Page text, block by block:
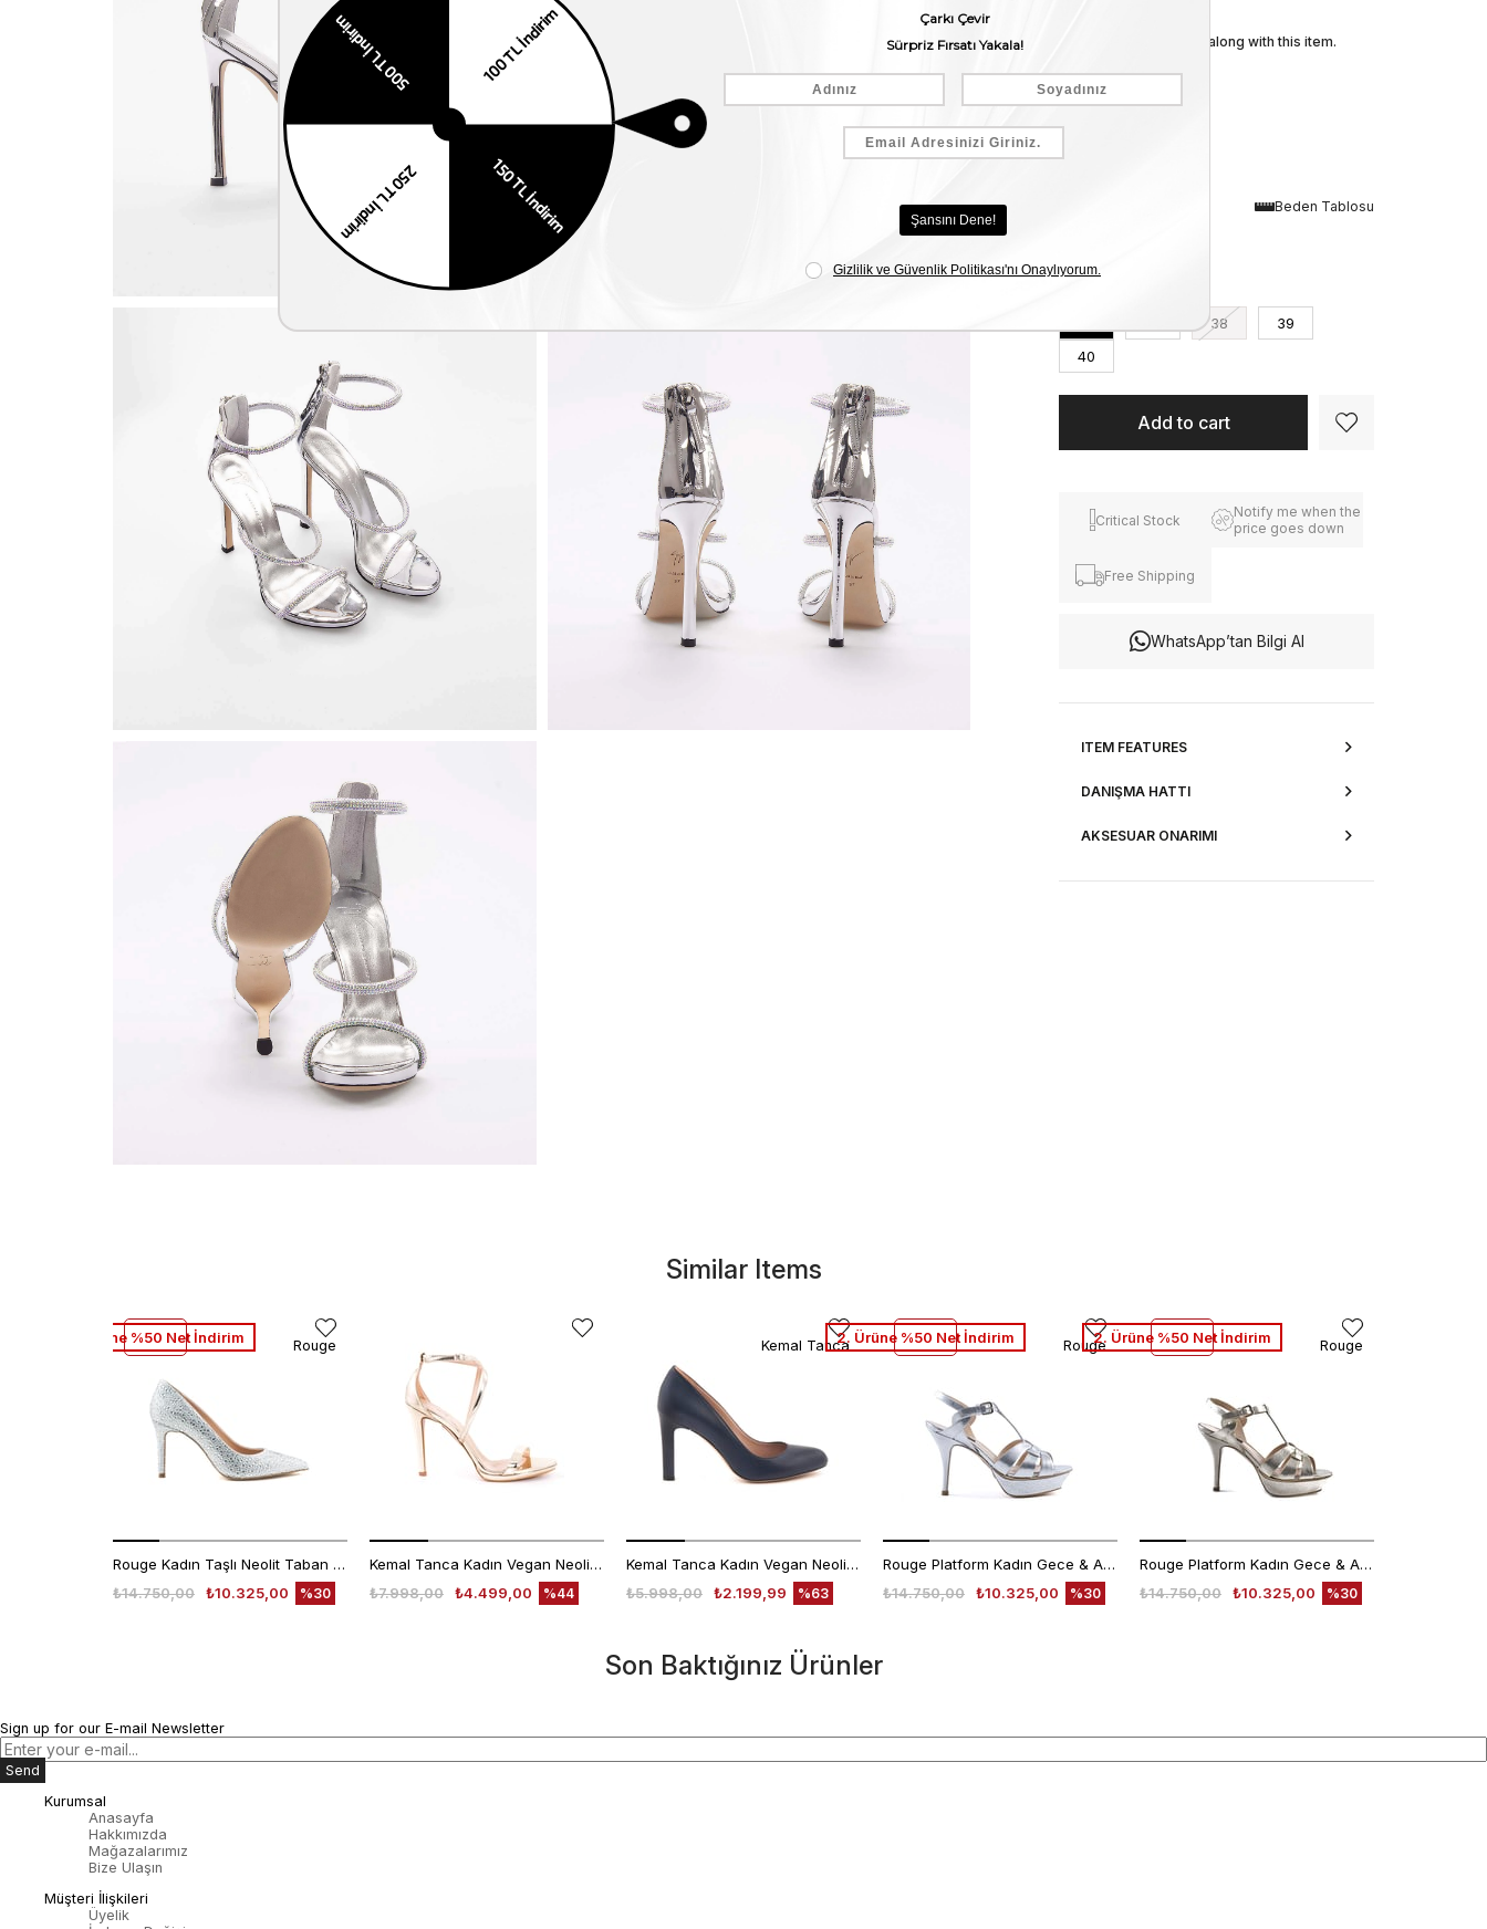
We recommend these along with this item.
Beden Tablosu
38
39
40
Critical Stock
Notify me when the
price goes down
Free Shipping
WhatsApp’tan Bilgi Al
ITEM FEATURES
DANIŞMA HATTI
AKSESUAR ONARIMI
Similar Items
Rouge Kadın Taşlı Neolit Taban Beyaz Süet Gece & Abiye Ayakkabı
₺10.325,00
₺14.750,00 %30
2. Ürüne %50 Net İndirim Rouge
Kemal Tanca Kadın Vegan Neolit Taban Rose Gece & Abiye Sandalet
₺4.499,00
₺7.998,00 %44
Kemal Tanca Kadın Vegan Neolit Taban Lacivert Gece & Abiye Ayakkabı
₺2.199,99
₺5.998,00 %63
Kemal Tanca
Rouge Platform Kadın Gece & Abiye Ayakkabı 666-302
₺10.325,00
₺14.750,00 %30
2. Ürüne %50 Net İndirim Rouge
Rouge Platform Kadın Gece & Abiye Ayakkabı 666-302
₺10.325,00
₺14.750,00 %30
2. Ürüne %50 Net İndirim Rouge
Son Baktığınız Ürünler
Sign up for our E-mail Newsletter
Send
Kurumsal
Anasayfa
Hakkımızda
Mağazalarımız
Bize Ulaşın
Müşteri İlişkileri
Üyelik